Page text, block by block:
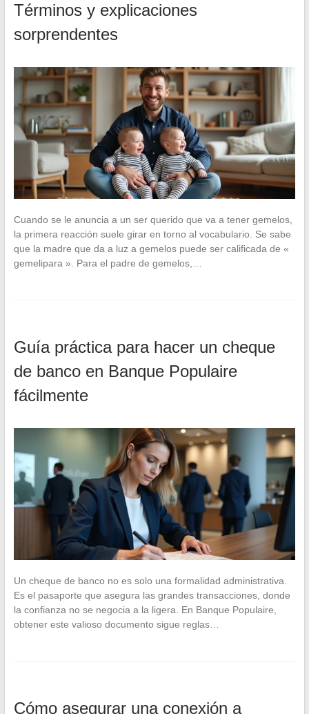
Términos y explicaciones
sorprendentes
Cuando se le anuncia a un ser querido que va a tener gemelos,
la primera reacción suele girar en torno al vocabulario. Se sabe
que la madre que da a luz a gemelos puede ser calificada de «
gemelipara ». Para el padre de gemelos,…
Guía práctica para hacer un cheque
de banco en Banque Populaire
fácilmente
Un cheque de banco no es solo una formalidad administrativa.
Es el pasaporte que asegura las grandes transacciones, donde
la confianza no se negocia a la ligera. En Banque Populaire,
obtener este valioso documento sigue reglas…
Cómo asegurar una conexión a